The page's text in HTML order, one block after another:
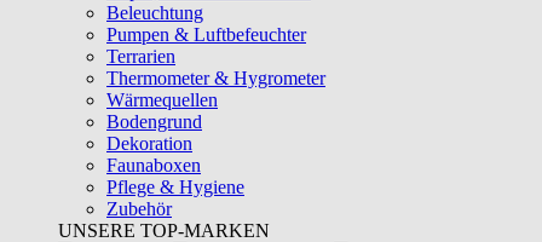
Beleuchtung
Pumpen & Luftbefeuchter
Terrarien
Thermometer & Hygrometer
Wärmequellen
Bodengrund
Dekoration
Faunaboxen
Pflege & Hygiene
Zubehör
UNSERE TOP-MARKEN